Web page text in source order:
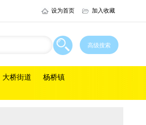
设为首页 加入收藏
大桥街道 杨桥镇